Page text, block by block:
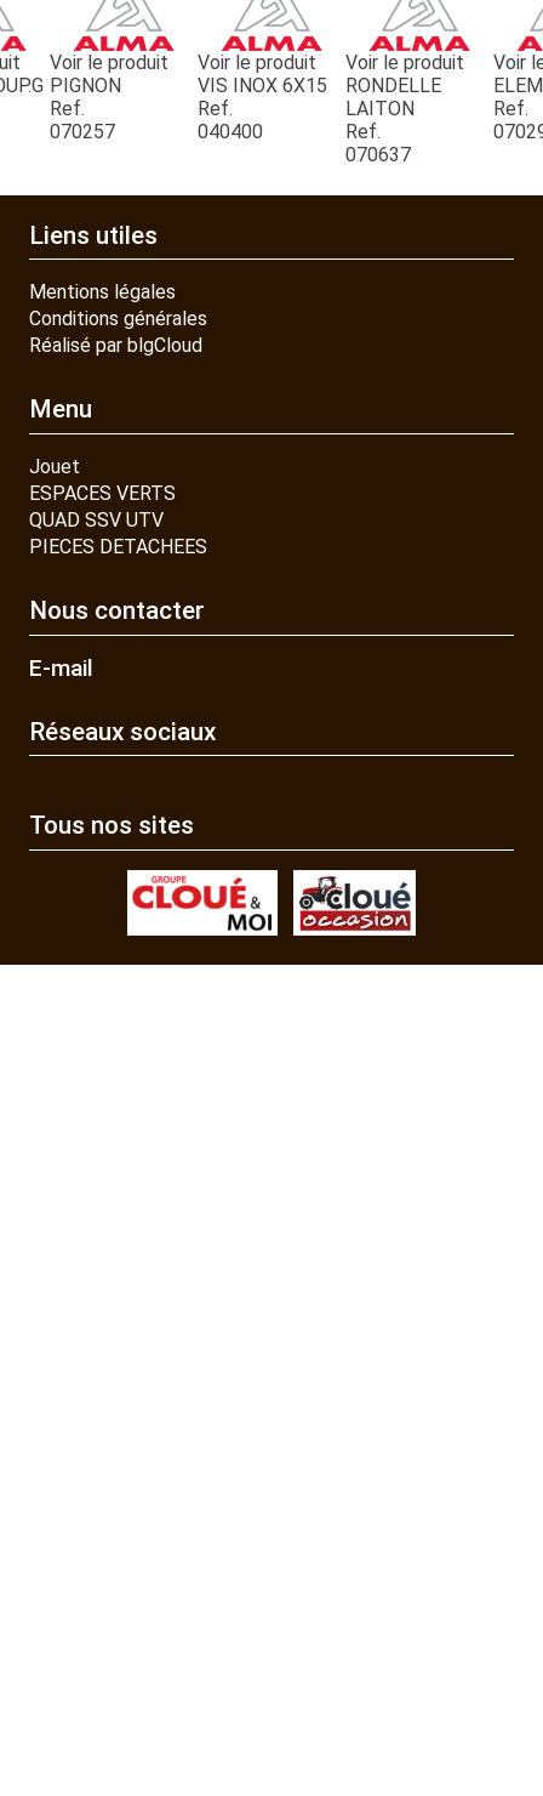
QUAD SSV UTV
PIECES DETACHEES
Voir le produit
PIGNON
Ref.
070257
Voir le produit
VIS INOX 6X15
Ref.
040400
Voir le produit
RONDELLE
LAITON
Ref.
070637
Voir
Ref.
Liens utiles
Mentions légales
Conditions générales
Réalisé par blgCloud
Menu
Jouet
ESPACES VERTS
QUAD SSV UTV
PIECES DETACHEES
Nous contacter
E-mail
Réseaux sociaux
Tous nos sites